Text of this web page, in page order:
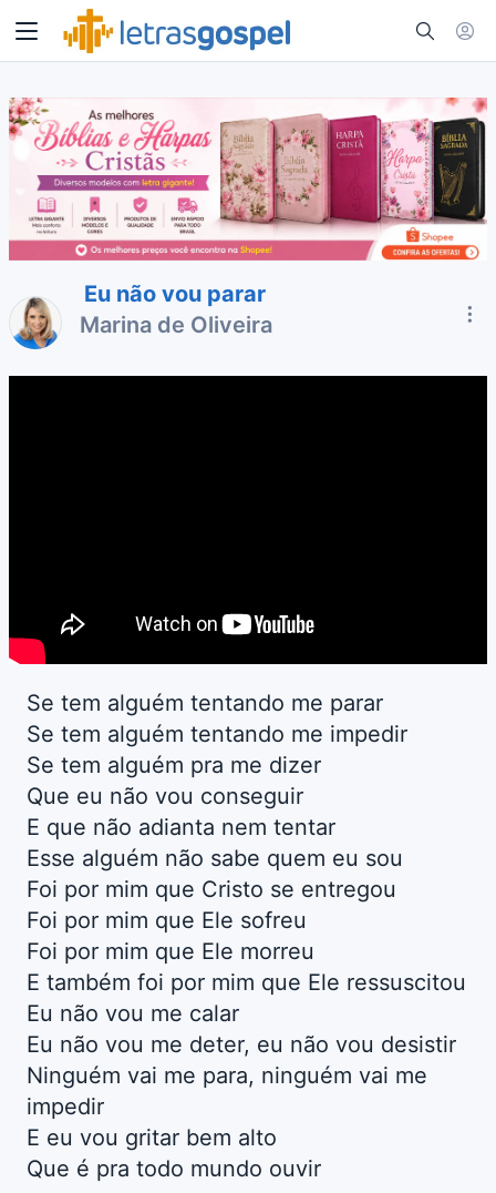
Eu não vou parar
Marina de Oliveira
Se tem alguém tentando me parar
Se tem alguém tentando me impedir
Se tem alguém pra me dizer
Que eu não vou conseguir
E que não adianta nem tentar
Esse alguém não sabe quem eu sou
Foi por mim que Cristo se entregou
Foi por mim que Ele sofreu
Foi por mim que Ele morreu
E também foi por mim que Ele ressuscitou
Eu não vou me calar
Eu não vou me deter, eu não vou desistir
Ninguém vai me para, ninguém vai me
impedir
E eu vou gritar bem alto
Que é pra todo mundo ouvir